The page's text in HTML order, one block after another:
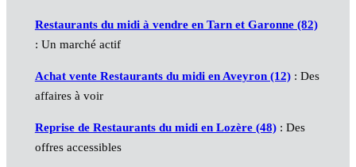
Restaurants du midi à vendre en Tarn et Garonne (82)
: Un marché actif
Achat vente Restaurants du midi en Aveyron (12): Des
affaires à voir
Reprise de Restaurants du midi en Lozère (48): Des
offres accessibles